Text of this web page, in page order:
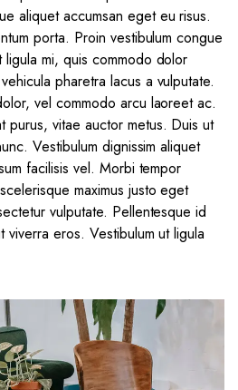
aliquet accumsan eget eu risus.
porta. Proin vestibulum congue
mi, quis commodo dolor
pharetra lacus a vulputate.
vel commodo arcu laoreet ac.
purus, vitae auctor metus. Duis ut
Vestibulum dignissim aliquet
facilisis vel. Morbi tempor
maximus justo eget
vulputate. Pellentesque id
eros. Vestibulum ut ligula